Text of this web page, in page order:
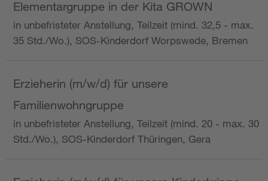
Elementargruppe in der Kita GROWN
in unbefristeter Anstellung, Teilzeit (mind. 32,5 - max.
35 Std./Wo.), SOS-Kinderdorf Worpswede, Bremen
Erzieherin (m/w/d) für unsere
Familienwohngruppe
in unbefristeter Anstellung, Teilzeit (mind. 20 - max. 30
Std./Wo.), SOS-Kinderdorf Thüringen, Gera